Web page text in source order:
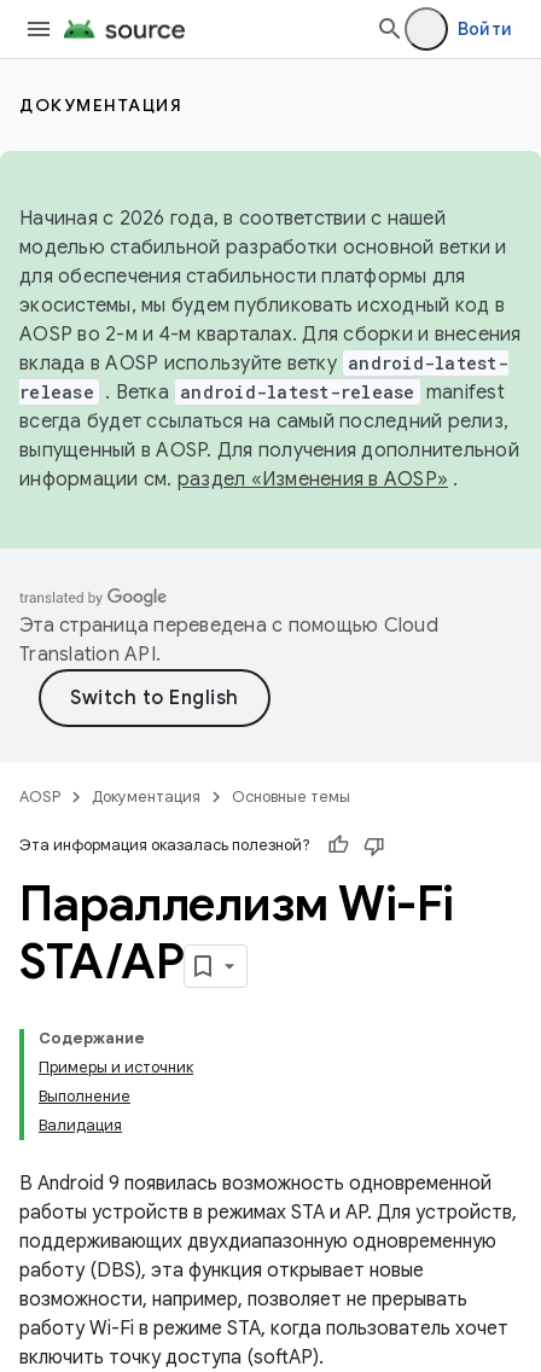
Войти
ДОКУМЕНТАЦИЯ
Начиная с 2026 года, в соответствии с нашей
моделью стабильной разработки основной ветки и
для обеспечения стабильности платформы для
экосистемы, мы будем публиковать исходный код в
AOSP во 2-м и 4-м кварталах. Для сборки и внесения
вклада в AOSP используйте ветку android-latest-
release . Ветка android-latest-release manifest
всегда будет ссылаться на самый последний релиз,
выпущенный в AOSP. Для получения дополнительной
информации см. раздел «Изменения в AOSP» .
Эта страница переведена с помощью Cloud
Translation API.
AOSP Документация Основные темы
Эта информация оказалась полезной?
Параллелизм Wi-Fi
STA/AP
Содержание
Примеры и источник
Выполнение
Валидация
В Android 9 появилась возможность одновременной
работы устройств в режимах STA и AP. Для устройств,
поддерживающих двухдиапазонную одновременную
работу (DBS), эта функция открывает новые
возможности, например, позволяет не прерывать
работу Wi-Fi в режиме STA, когда пользователь хочет
включить точку доступа (softAP).